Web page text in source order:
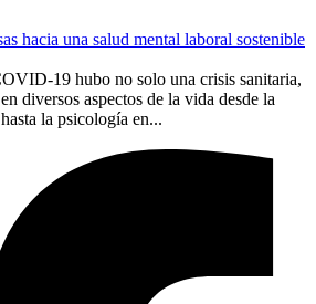
hacia una salud mental laboral sostenible
19 hubo no solo una crisis sanitaria,
diversos aspectos de la vida desde la
la psicología en...